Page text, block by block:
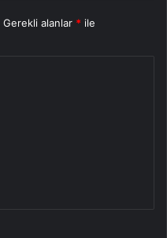
Gerekli alanlar * ile